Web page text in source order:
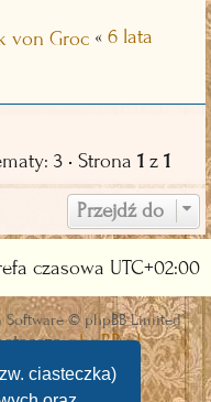
ciasteczka)
von Groc « 6 lata
3 • Strona 1z 1
Przejdź do
czasowa UTC+02:00
© phpBB Limited
phpBB.pl